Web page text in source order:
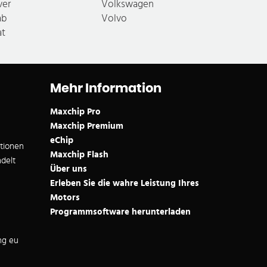
Volkswagen
Volvo
Mehr Information
Maxchip Pro
Maxchip Premium
eChip
Maxchip Flash
Über uns
Erleben Sie die wahre Leistung Ihres
Motors
Programmsoftware herunterladen